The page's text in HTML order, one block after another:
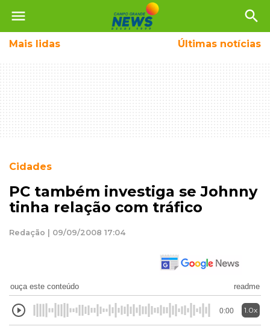
menu search
Mais lidas Últimas notícias
Cidades
PC também investiga se Johnny
tinha relação com tráfico
Redação | 09/09/2008 17:04
ouça este conteúdo readme
0:00 1.0x